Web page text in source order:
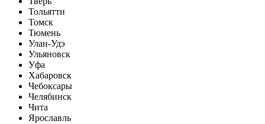
Тольятти
Томск
Тюмень
Улан-Удэ
Ульяновск
Уфа
Хабаровск
Чебоксары
Челябинск
Чита
Ярославль